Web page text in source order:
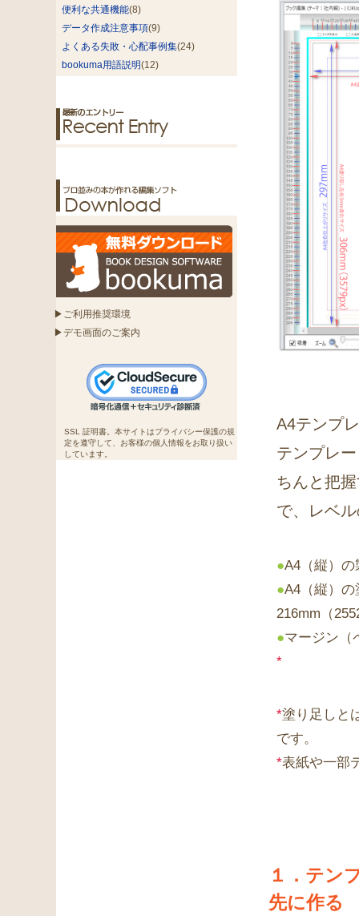
A4テンプ
テンプレ
ちんと把
で、レベ
●A4（縦）
●A4（縦）の
216mm（
●マージン
*
*塗り足しと
です。
*表紙や一部
１．テン
先に作る
便利な共通機能(8)
データ作成注意事項(9)
よくある失敗・心配事例集(24)
bookuma用語説明(12)
▶ご利用推奨環境
▶デモ画面のご案内
SSL 証明書。本サイトはプライバシー保護の規
定を遵守して、お客様の個人情報をお取り扱い
しています。